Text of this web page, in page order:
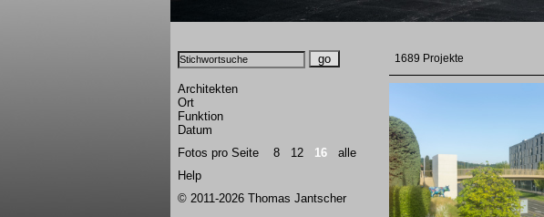
Architekten
Ort
Funktion
Datum
Fotos pro Seite 8 12 16
alle
Help
© 2011-2026 Thomas Jantscher
1689 Projekte